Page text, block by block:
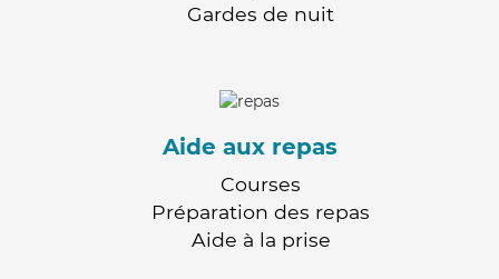
Gardes de nuit
Aide aux repas
Courses
Préparation des repas
Aide à la prise